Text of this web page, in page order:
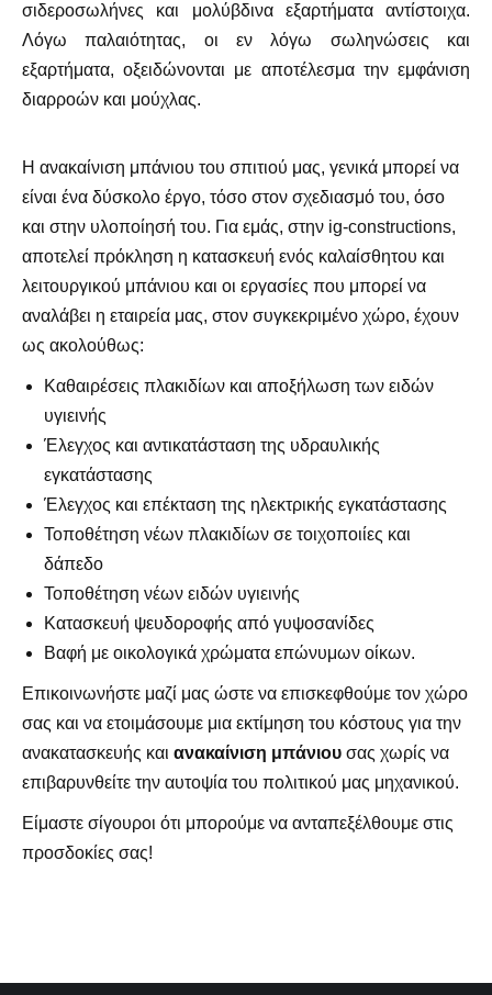
σιδεροσωλήνες και μολύβδινα εξαρτήματα αντίστοιχα.
Λόγω παλαιότητας, οι εν λόγω σωληνώσεις και
εξαρτήματα, οξειδώνονται με αποτέλεσμα την εμφάνιση
διαρροών και μούχλας.
Η ανακαίνιση μπάνιου του σπιτιού μας, γενικά μπορεί να
είναι ένα δύσκολο έργο, τόσο στον σχεδιασμό του, όσο
και στην υλοποίησή του. Για εμάς, στην ig-constructions,
αποτελεί πρόκληση η κατασκευή ενός καλαίσθητου και
λειτουργικού μπάνιου και οι εργασίες που μπορεί να
αναλάβει η εταιρεία μας, στον συγκεκριμένο χώρο, έχουν
ως ακολούθως:
Καθαιρέσεις πλακιδίων και αποξήλωση των ειδών
υγιεινής
Έλεγχος και αντικατάσταση της υδραυλικής
εγκατάστασης
Έλεγχος και επέκταση της ηλεκτρικής εγκατάστασης
Τοποθέτηση νέων πλακιδίων σε τοιχοποιίες και
δάπεδο
Τοποθέτηση νέων ειδών υγιεινής
Κατασκευή ψευδοροφής από γυψοσανίδες
Βαφή με οικολογικά χρώματα επώνυμων οίκων.
Επικοινωνήστε μαζί μας ώστε να επισκεφθούμε τον χώρο
σας και να ετοιμάσουμε μια εκτίμηση του κόστους για την
ανακατασκευής και ανακαίνιση μπάνιου σας χωρίς να
επιβαρυνθείτε την αυτοψία του πολιτικού μας μηχανικού.
Είμαστε σίγουροι ότι μπορούμε να ανταπεξέλθουμε στις
προσδοκίες σας!